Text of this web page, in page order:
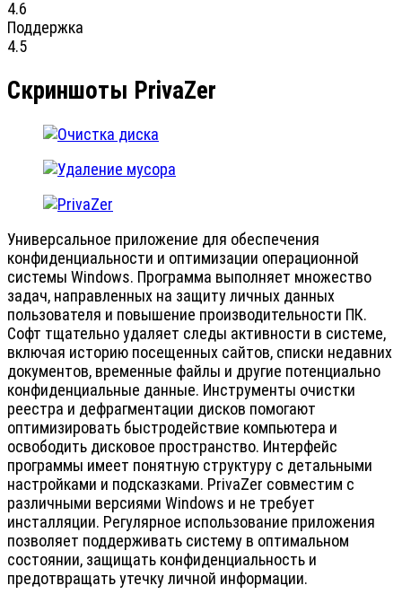
4.6
Поддержка
4.5
Скриншоты PrivaZer
Универсальное приложение для обеспечения
конфиденциальности и оптимизации операционной
системы Windows. Программа выполняет множество
задач, направленных на защиту личных данных
пользователя и повышение производительности ПК.
Софт тщательно удаляет следы активности в системе,
включая историю посещенных сайтов, списки недавних
документов, временные файлы и другие потенциально
конфиденциальные данные. Инструменты очистки
реестра и дефрагментации дисков помогают
оптимизировать быстродействие компьютера и
освободить дисковое пространство. Интерфейс
программы имеет понятную структуру с детальными
настройками и подсказками. PrivaZer совместим с
различными версиями Windows и не требует
инсталляции. Регулярное использование приложения
позволяет поддерживать систему в оптимальном
состоянии, защищать конфиденциальность и
предотвращать утечку личной информации.